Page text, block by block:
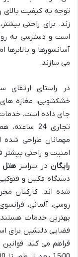
توجه به کیفیت بالای
زند. برای راحتی
است و دسترسی به
آسانسورها و
می سازند.
در راستای ارتقای
خشکشویی، مغازه
تجاری 24
مهمانان طراحی شده
امنیت و راحتی بیشتر
رایگان در سراسرهتل
دستگاه فکس و فتوکپی
شده اند. کارکنان
روسی، آلمانی،
بهترین خدمات
فضایی دلنشین برای
فراهم می کند.